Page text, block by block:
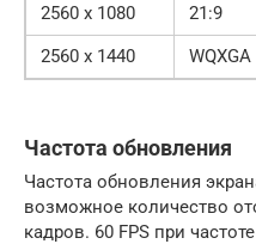
2560 x 1080
21:9
2560 x 1440
WQXGA
Частота обновления
Частота обновления
возможное количество
кадров. 60 FPS при